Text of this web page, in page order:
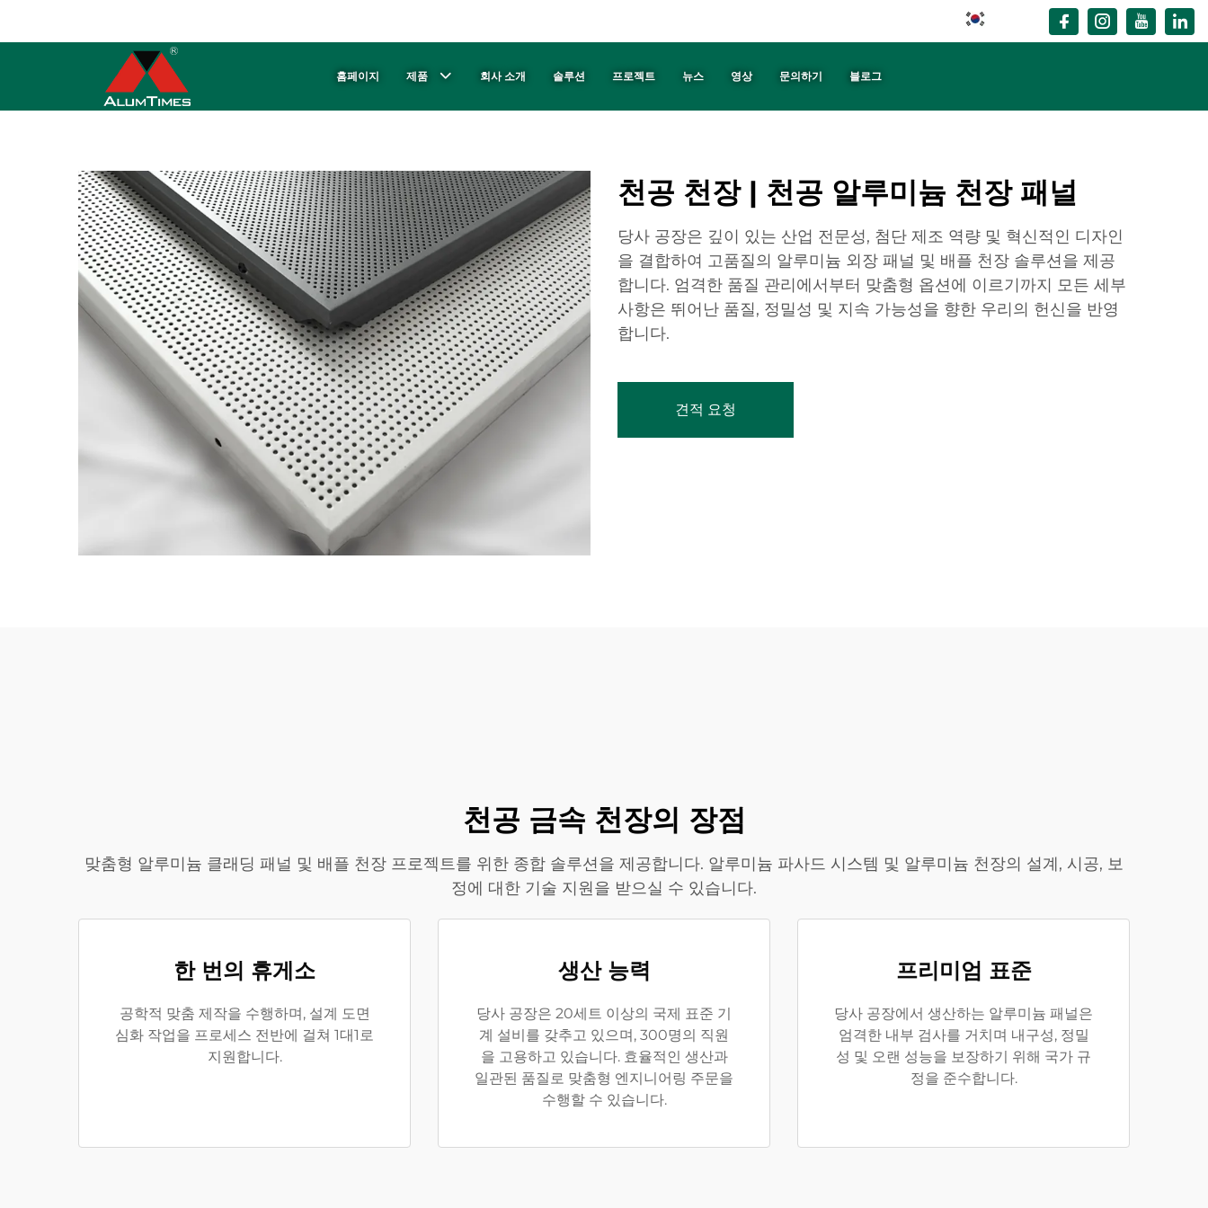
홈페이지 제품 회사 소개 솔루션 프로젝트 뉴스 영상 문의하기 블로그
천공 천장 | 천공 알루미늄 천장 패널
당사 공장은 깊이 있는 산업 전문성, 첨단 제조 역량 및 혁신적인 디자인
을 결합하여 고품질의 알루미늄 외장 패널 및 배플 천장 솔루션을 제공
합니다. 엄격한 품질 관리에서부터 맞춤형 옵션에 이르기까지 모든 세부
사항은 뛰어난 품질, 정밀성 및 지속 가능성을 향한 우리의 헌신을 반영
합니다.
견적 요청
천공 금속 천장의 장점
맞춤형 알루미늄 클래딩 패널 및 배플 천장 프로젝트를 위한 종합 솔루션을 제공합니다. 알루미늄 파사드 시스템 및 알루미늄 천장의 설계, 시공, 보
정에 대한 기술 지원을 받으실 수 있습니다.
한 번의 휴게소
공학적 맞춤 제작을 수행하며, 설계 도면
심화 작업을 프로세스 전반에 걸쳐 1대1로
지원합니다.
생산 능력
당사 공장은 20세트 이상의 국제 표준 기
계 설비를 갖추고 있으며, 300명의 직원
을 고용하고 있습니다. 효율적인 생산과
일관된 품질로 맞춤형 엔지니어링 주문을
수행할 수 있습니다.
프리미엄 표준
당사 공장에서 생산하는 알루미늄 패널은
엄격한 내부 검사를 거치며 내구성, 정밀
성 및 오랜 성능을 보장하기 위해 국가 규
정을 준수합니다.